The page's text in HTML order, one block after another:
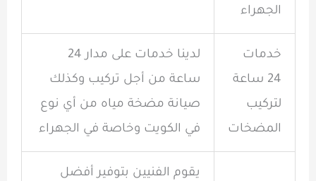
الجهراء
خدمات
24 ساعة
لتركيب
المضخات
لدينا خدمات على مدار 24
ساعة من أجل تركيب وكذلك
صيانة مضخة مياه من أي نوع
في الكويت وخاصة في الجهراء
يقوم الفنيين بتوفير أفضل